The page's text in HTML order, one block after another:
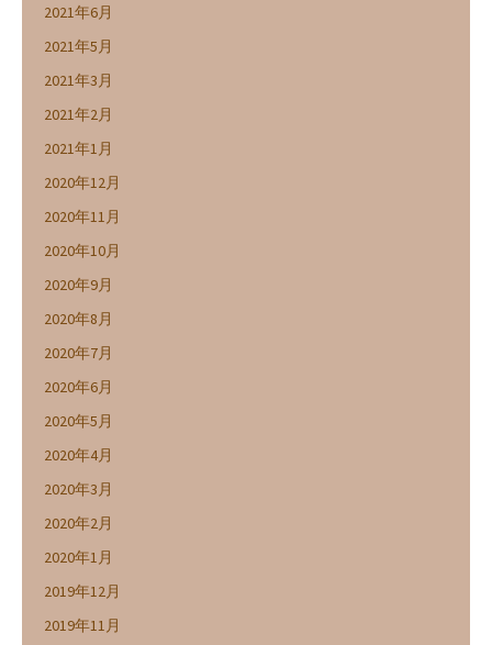
2021年6月
2021年5月
2021年3月
2021年2月
2021年1月
2020年12月
2020年11月
2020年10月
2020年9月
2020年8月
2020年7月
2020年6月
2020年5月
2020年4月
2020年3月
2020年2月
2020年1月
2019年12月
2019年11月